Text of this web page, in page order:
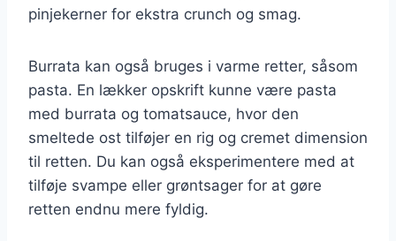
pinjekerner for ekstra crunch og smag.
Burrata kan også bruges i varme retter, såsom
pasta. En lækker opskrift kunne være pasta
med burrata og tomatsauce, hvor den
smeltede ost tilføjer en rig og cremet dimension
til retten. Du kan også eksperimentere med at
tilføje svampe eller grøntsager for at gøre
retten endnu mere fyldig.